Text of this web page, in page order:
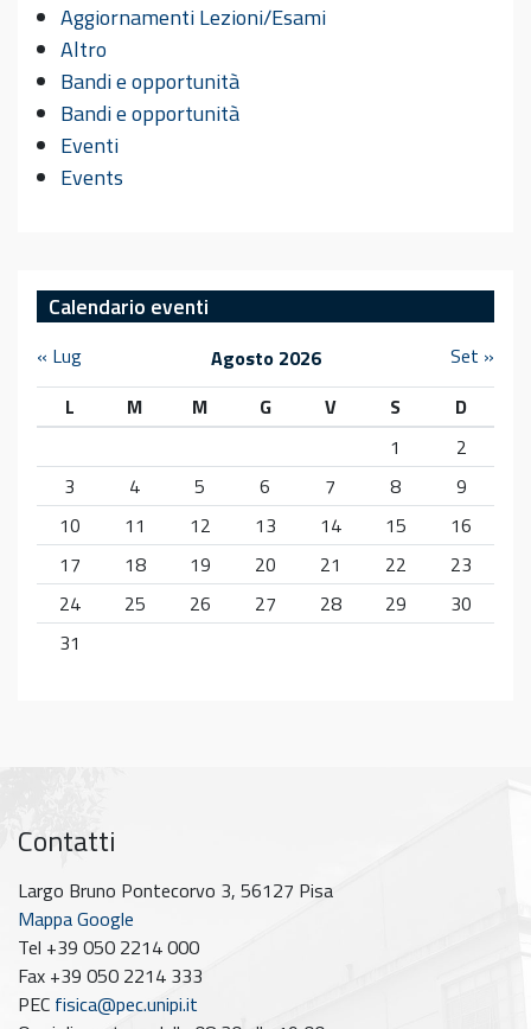
Aggiornamenti Lezioni/Esami
Altro
Bandi e opportunità
Bandi e opportunità
Eventi
Events
Calendario eventi
Agosto 2026
L
M M G V S D
« Lug Set »
1
2
3
4 5 6 7 8
9
10
11 12 13 14 15
16
17
18 19 20 21 22
23
24
25 26 27 28 29
30
31
Contatti
Largo Bruno Pontecorvo 3, 56127 Pisa
Mappa Google
Tel +39 050 2214 000
Fax +39 050 2214 333
PEC fisica@pec.unipi.it